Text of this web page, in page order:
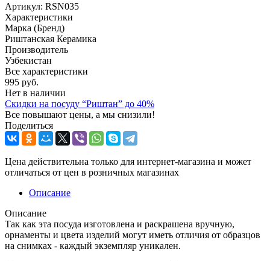
Артикул: RSN035
Характеристики
Марка (Бренд)
Риштанская Керамика
Производитель
Узбекистан
Все характеристики
995 руб.
Нет в наличии
Скидки на посуду “Риштан” до 40%
Все повышают цены, а мы снизили!
Поделиться
Цена действительна только для интернет-магазина и может
отличаться от цен в розничных магазинах
Описание
Описание
Так как эта посуда изготовлена и раскрашена вручную,
орнаменты и цвета изделий могут иметь отличия от образцов
на снимках - каждый экземпляр уникален.